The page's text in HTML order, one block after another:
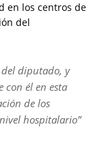
en los centros de
del
del diputado, y
con él en esta
de los
hospitalario”